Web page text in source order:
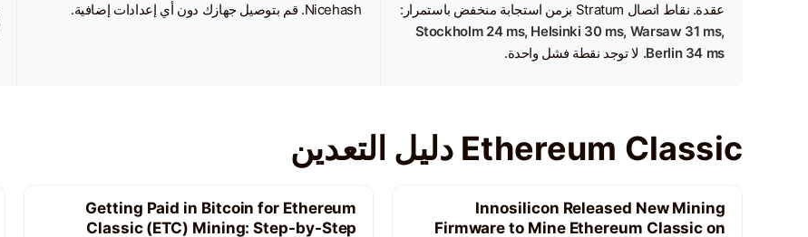
عقدة. نقاط اتصال Stratum بزمن استجابة منخفض باستمرار:
Stockholm 24 ms, Helsinki 30 ms, Warsaw 31 ms,
Berlin 34 ms. لا توجد نقطة فشل واحدة.
Nicehash. قم بتوصيل جهازك دون أي إعدادات إضافية.
Ethereum Classic دليل التعدين
Innosilicon Released New Mining
Firmware to Mine Ethereum Classic on
Getting Paid in Bitcoin for Ethereum
Classic (ETC) Mining: Step-by-Step